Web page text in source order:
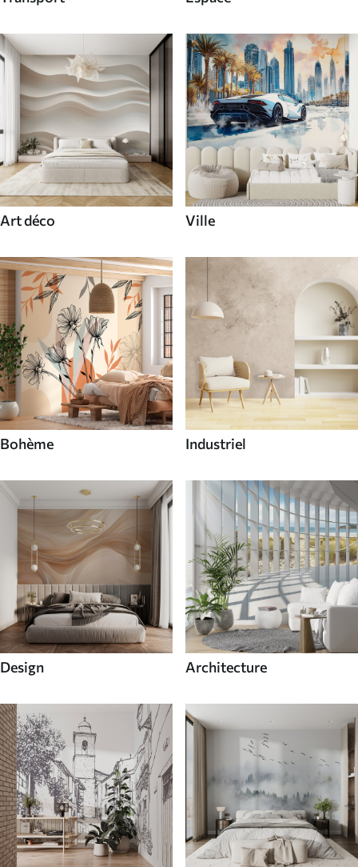
Art déco Ville
Bohème Industriel
Design Architecture